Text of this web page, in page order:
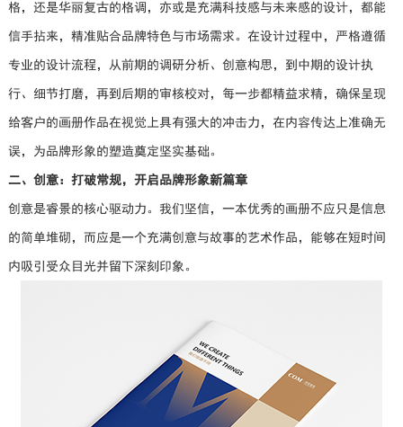
格，还是华丽复古的格调，亦或是充满科技感与未来感的设计，都能
信手拈来，精准贴合品牌特色与市场需求。在设计过程中，严格遵循
专业的设计流程，从前期的调研分析、创意构思，到中期的设计执
行、细节打磨，再到后期的审核校对，每一步都精益求精，确保呈现
给客户的画册作品在视觉上具有强大的冲击力，在内容传达上准确无
误，为品牌形象的塑造奠定坚实基础。
二、创意：打破常规，开启品牌形象新篇章
创意是睿景的核心驱动力。我们坚信，一本优秀的画册不应只是信息
的简单堆砌，而应是一个充满创意与故事的艺术作品，能够在短时间
内吸引受众目光并留下深刻印象。